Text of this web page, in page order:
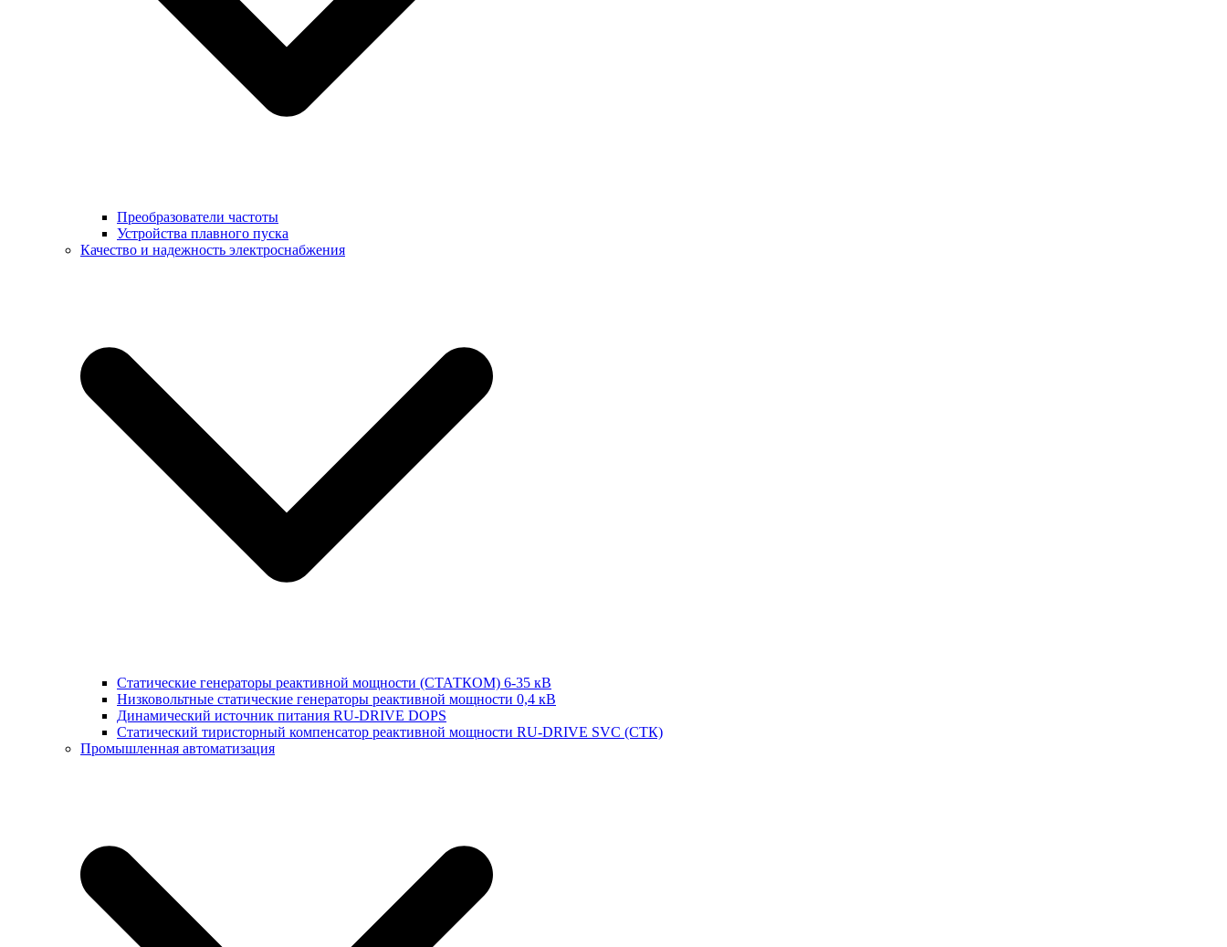
Преобразователи частоты
Устройства плавного пуска
Качество и надежность электроснабжения
Статические генераторы реактивной мощности (СТАТКОМ) 6-35 кВ
Низковольтные статические генераторы реактивной мощности 0,4 кВ
Динамический источник питания RU-DRIVE DOPS
Cтатический тиристорный компенсатор реактивной мощности RU-DRIVE SVC (СТК)
Промышленная автоматизация